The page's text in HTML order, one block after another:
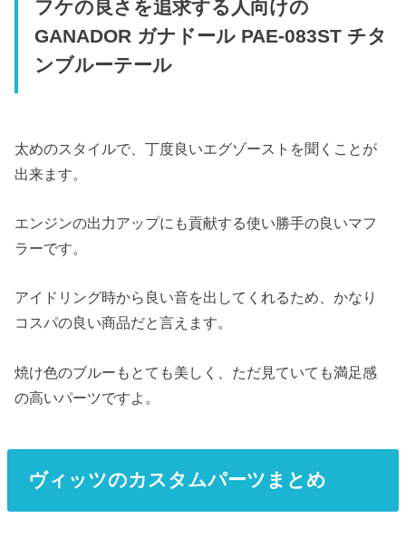
フケの良さを追求する人向けの
GANADOR ガナドール PAE-083ST チタ
ンブルーテール
太めのスタイルで、丁度良いエグゾーストを聞くことが
出来ます。
エンジンの出力アップにも貢献する使い勝手の良いマフ
ラーです。
アイドリング時から良い音を出してくれるため、かなり
コスパの良い商品だと言えます。
焼け色のブルーもとても美しく、ただ見ていても満足感
の高いパーツですよ。
ヴィッツのカスタムパーツまとめ